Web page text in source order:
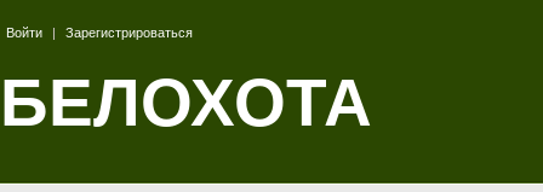
Войти | Зарегистрироваться
БЕЛОХОТА